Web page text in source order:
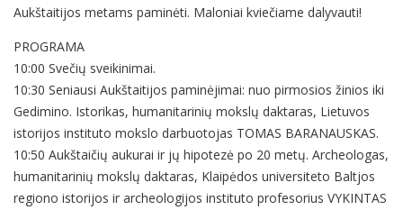
Aukštaitijos metams paminėti. Maloniai kviečiame dalyvauti!
PROGRAMA
10:00 Svečių sveikinimai.
10:30 Seniausi Aukštaitijos paminėjimai: nuo pirmosios žinios iki
Gedimino. Istorikas, humanitarinių mokslų daktaras, Lietuvos
istorijos instituto mokslo darbuotojas TOMAS BARANAUSKAS.
10:50 Aukštaičių aukurai ir jų hipotezė po 20 metų. Archeologas,
humanitarinių mokslų daktaras, Klaipėdos universiteto Baltjos
regiono istorijos ir archeologijos instituto profesorius VYKINTAS